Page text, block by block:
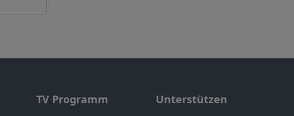
TV Programm Unterstützen